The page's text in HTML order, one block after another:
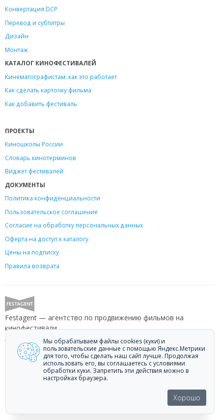
Конвертация DCP
Перевод и субтитры
Дизайн
Монтаж
КАТАЛОГ КИНОФЕСТИВАЛЕЙ
Кинематографистам: как это работает
Как сделать карточку фильма
Как добавить фестиваль
ПРОЕКТЫ
Киношколы России
Словарь кинотерминов
Виджет фестивалей
ДОКУМЕНТЫ
Политика конфиденциальности
Пользовательское соглашение
Согласие на обработку персональных данных
Оферта на доступ к каталогу
Цены на подписку
Правила возврата
Festagent — агентство по продвижению фильмов на
кинофестивали.
Звоните +7 (499) 113-78-80 или пишитеhello@festagent.com
© 2010—2026 Festagent. Использование материалов сайта
«Festagent.com» разрешено только при наличии активной ссылки на
источник.
Персональные данные, опубликованные на сайте, размещены с
согласия субъектов персональных данных. Условия и запреты не
Мы обрабатываем файлы cookies (куки) и
пользовательские данные с помощью Яндекс.Метрики
для того, чтобы сделать наш сайт лучше. Продолжая
использовать его, вы соглашаетесь с условиями
обработки куки. Запретить эти действия можно в
настройках браузера.
Хорошо